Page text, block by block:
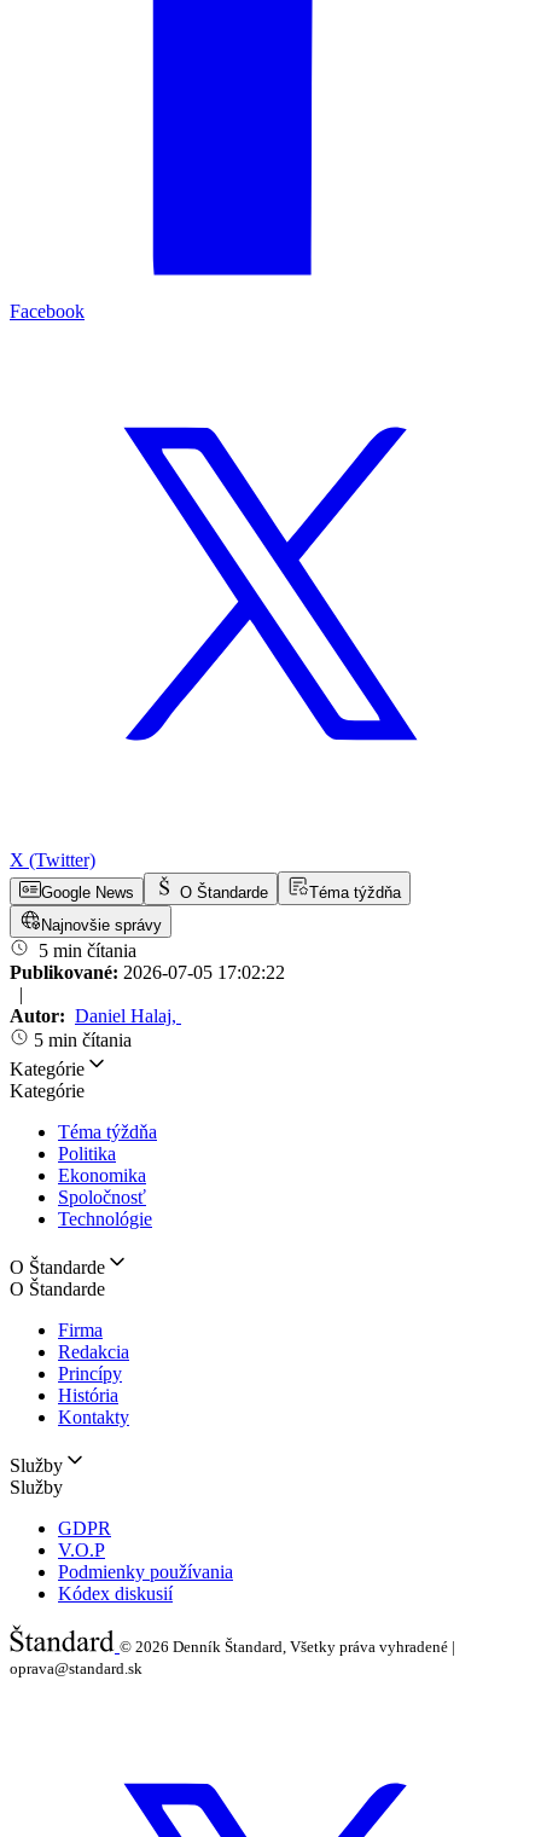
Facebook
X (Twitter)
Google News O Štandarde
Téma týždňa
Najnovšie správy
5 min čítania
Publikované: 2026-07-05 17:02:22
|
Autor: Daniel Halaj,
5 min čítania
Kategórie
Kategórie
Téma týždňa
Politika
Ekonomika
Spoločnosť
Technológie
O Štandarde
O Štandarde
Firma
Redakcia
Princípy
História
Kontakty
Služby
Služby
GDPR
V.O.P
Podmienky používania
Kódex diskusií
© 2026 Denník Štandard, Všetky práva vyhradené |
oprava@standard.sk